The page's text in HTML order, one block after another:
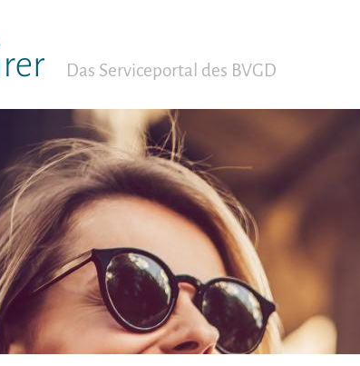
Das Serviceportal des BVGD